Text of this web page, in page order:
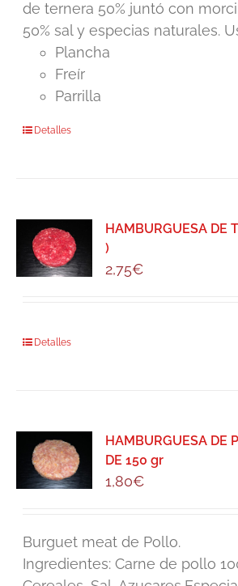
de ternera 50% juntó con
50% sal y especias naturales.
Plancha
Freír
Parrilla
Detalles
HAMBURGUESA DE
)
2,75€
Detalles
HAMBURGUESA DE
DE 150 gr
1,80€
Burguet meat de Pollo.
Ingredientes: Carne de pollo